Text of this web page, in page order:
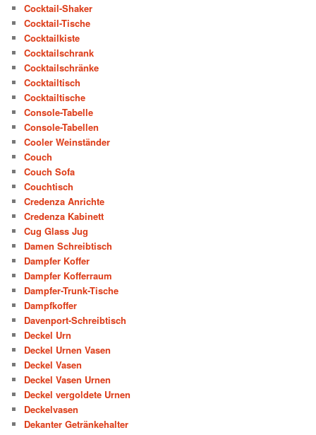
Cocktail-Shaker
Cocktail-Tische
Cocktailkiste
Cocktailschrank
Cocktailschränke
Cocktailtisch
Cocktailtische
Console-Tabelle
Console-Tabellen
Cooler Weinständer
Couch
Couch Sofa
Couchtisch
Credenza Anrichte
Credenza Kabinett
Cug Glass Jug
Damen Schreibtisch
Dampfer Koffer
Dampfer Kofferraum
Dampfer-Trunk-Tische
Dampfkoffer
Davenport-Schreibtisch
Deckel Urn
Deckel Urnen Vasen
Deckel Vasen
Deckel Vasen Urnen
Deckel vergoldete Urnen
Deckelvasen
Dekanter Getränkehalter